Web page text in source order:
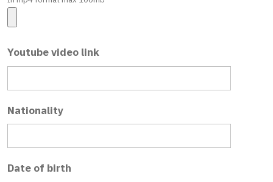
Youtube video link
Nationality
Date of birth